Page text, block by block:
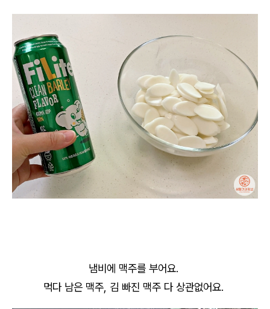
냄비에 맥주를 부어요.
먹다 남은 맥주, 김 빠진 맥주 다 상관없어요.